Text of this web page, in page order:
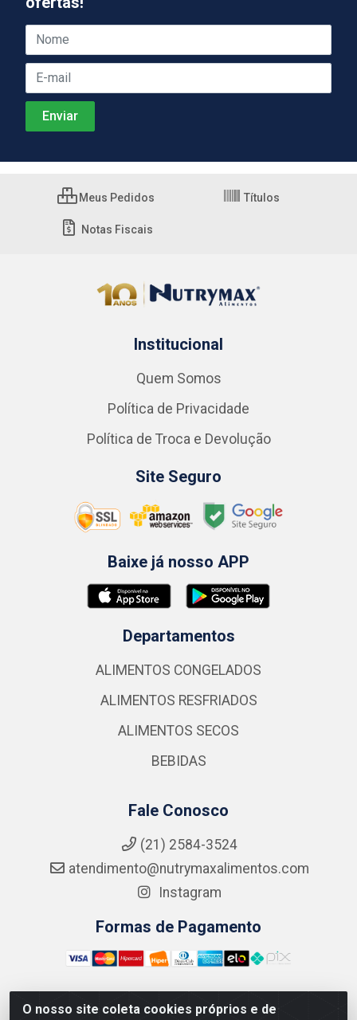
O nosso site coleta cookies próprios e de
Meus Pedidos Títulos
Notas Fiscais
Institucional
Quem Somos
Política de Privacidade
Política de Troca e Devolução
Site Seguro
Baixe já nosso APP
Departamentos
ALIMENTOS CONGELADOS
ALIMENTOS RESFRIADOS
ALIMENTOS SECOS
BEBIDAS
Fale Conosco
(21) 2584-3524
atendimento@nutrymaxalimentos.com
Instagram
Formas de Pagamento